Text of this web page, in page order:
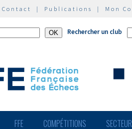
Contact | Publications | Mon
Rechercher un club
FFE COMPÉTITIONS